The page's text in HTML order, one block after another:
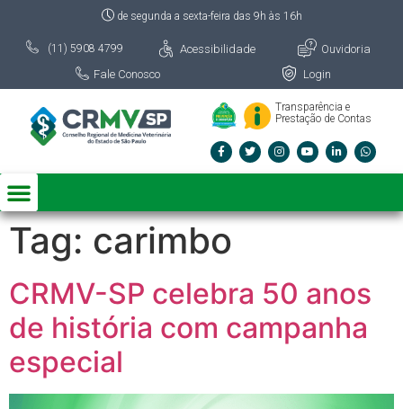
de segunda a sexta-feira das 9h às 16h
(11) 5908 4799 Acessibilidade
Ouvidoria
Fale Conosco
Login
Transparência e
Prestação de Contas
Tag: carimbo
CRMV-SP celebra 50 anos
de história com campanha
especial